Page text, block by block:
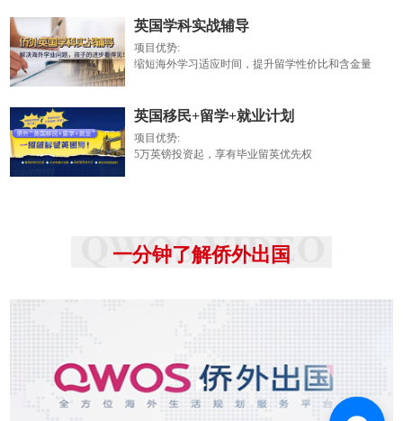
英国学科实战辅导
项目优势:
缩短海外学习适应时间，提升留学性价比和含金量
英国移民+留学+就业计划
项目优势:
5万英镑投资起，享有毕业留英优先权
一分钟了解侨外出国